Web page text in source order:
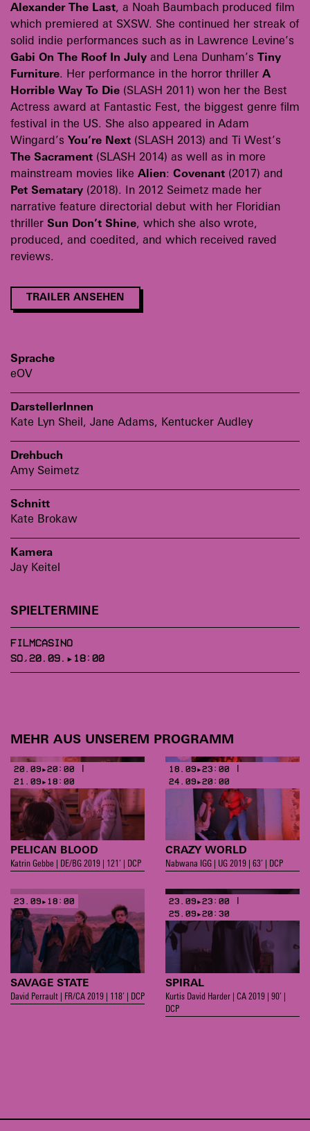
Alexander The Last, a Noah Baumbach produced film
which premiered at SXSW. She continued her streak of
solid indie performances such as in Lawrence Levine’s
Gabi On The Roof In July and Lena Dunham’s Tiny
Furniture. Her performance in the horror thriller A
Horrible Way To Die (SLASH 2011) won her the Best
Actress award at Fantastic Fest, the biggest genre film
festival in the US. She also appeared in Adam
Wingard’s You’re Next (SLASH 2013) and Ti West’s
The Sacrament (SLASH 2014) as well as in more
mainstream movies like Alien: Covenant (2017) and
Pet Sematary (2018). In 2012 Seimetz made her
narrative feature directorial debut with her Floridian
thriller Sun Don’t Shine, which she also wrote,
produced, and coedited, and which received raved
reviews.
TRAILER ANSEHEN
Sprache
eOV
DarstellerInnen
Kate Lyn Sheil, Jane Adams, Kentucker Audley
Drehbuch
Amy Seimetz
Schnitt
Kate Brokaw
Kamera
Jay Keitel
SPIELTERMINE
FILMCASINO
SO,20.09.▸18:00
MEHR AUS UNSEREM PROGRAMM
PELICAN BLOOD
Katrin Gebbe | DE/BG 2019 | 121’ | DCP
20.09▸20:00 |
21.09▸18:00
CRAZY WORLD
Nabwana IGG | UG 2019 | 63’ | DCP
18.09▸23:00 |
24.09▸20:00
SAVAGE STATE
David Perrault | FR/CA 2019 | 118’ | DCP
23.09▸18:00
SPIRAL
Kurtis David Harder | CA 2019 | 90’ |
DCP
23.09▸23:00 |
25.09▸20:30